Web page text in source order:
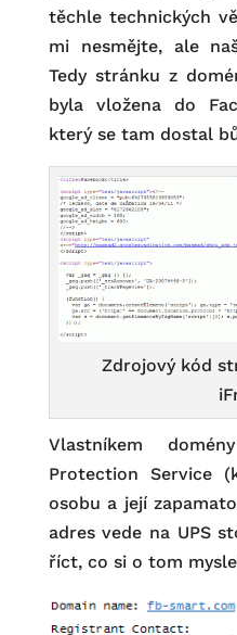
těchle technických
mi nesmějte, ale
Tedy stránku z
byla vložena do
který se tam dostal
Zdrojový kód
Vlastníkem
Protection Service
osobu a její
adres vede na UPS
říct, co si o tom